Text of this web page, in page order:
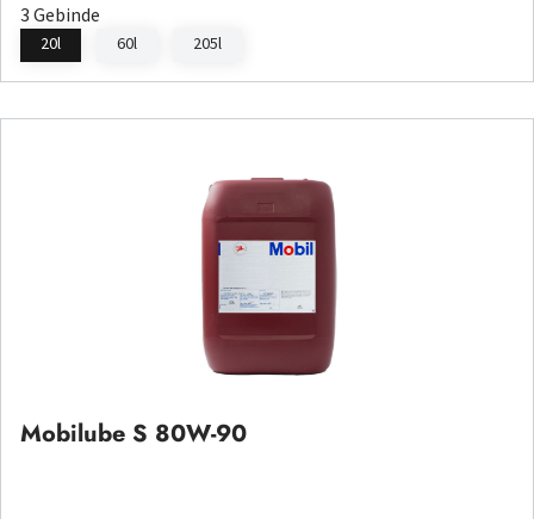
3 Gebinde
20l 60l 205l
Mobilube S 80W-90